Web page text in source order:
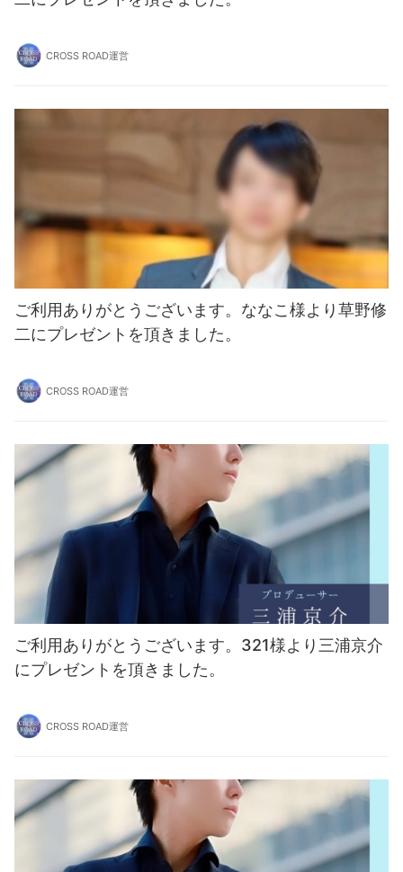
CROSS ROAD運営
ご利用ありがとうございます。ななこ様より草野修
二にプレゼントを頂きました。
CROSS ROAD運営
ご利用ありがとうございます。321様より三浦京介
にプレゼントを頂きました。
CROSS ROAD運営